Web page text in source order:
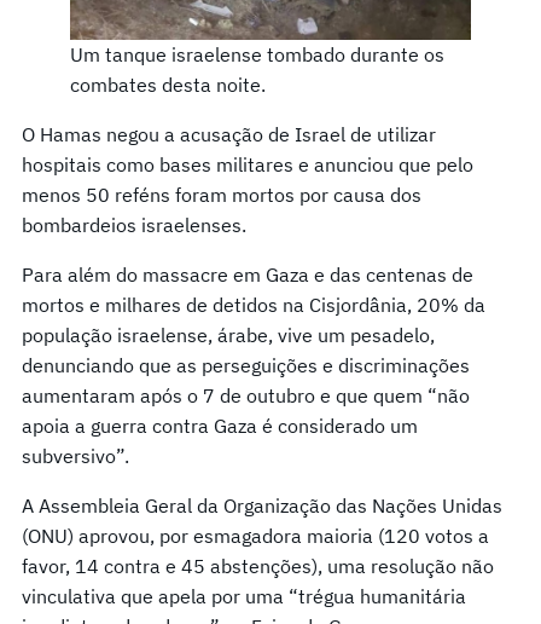
Um tanque israelense tombado durante os
combates desta noite.
O Hamas negou a acusação de Israel de utilizar
hospitais como bases militares e anunciou que pelo
menos 50 reféns foram mortos por causa dos
bombardeios israelenses.
Para além do massacre em Gaza e das centenas de
mortos e milhares de detidos na Cisjordânia, 20% da
população israelense, árabe, vive um pesadelo,
denunciando que as perseguições e discriminações
aumentaram após o 7 de outubro e que quem “não
apoia a guerra contra Gaza é considerado um
subversivo”.
A Assembleia Geral da Organização das Nações Unidas
(ONU) aprovou, por esmagadora maioria (120 votos a
favor, 14 contra e 45 abstenções), uma resolução não
vinculativa que apela por uma “trégua humanitária